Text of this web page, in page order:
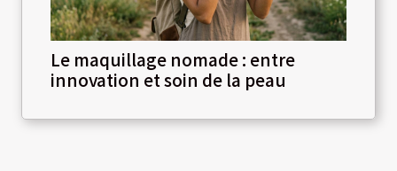
Le maquillage nomade : entre
innovation et soin de la peau